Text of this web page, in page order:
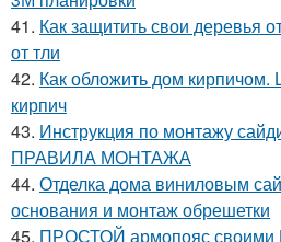
41. Как защитить свои деревья
от тли
42. Как обложить дом
кирпич
43. Инструкция по монтажу
ПРАВИЛА МОНТАЖА
44. Отделка дома виниловым
основания и монтаж обрешетки
45. ПРОСТОЙ армопояс